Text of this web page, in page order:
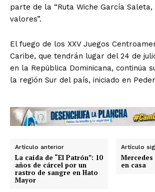
parte de la “Ruta Wiche García
valores”.
El fuego de los XXV Juegos
Caribe, que tendrán lugar del 24 de
en la República Dominicana, continúa
la región Sur del país, iniciado en
Artículo anterior
La caída de “El Patrón”: 10
años de cárcel por un
rastro de sangre en Hato
Mayor
Artículo
en casa